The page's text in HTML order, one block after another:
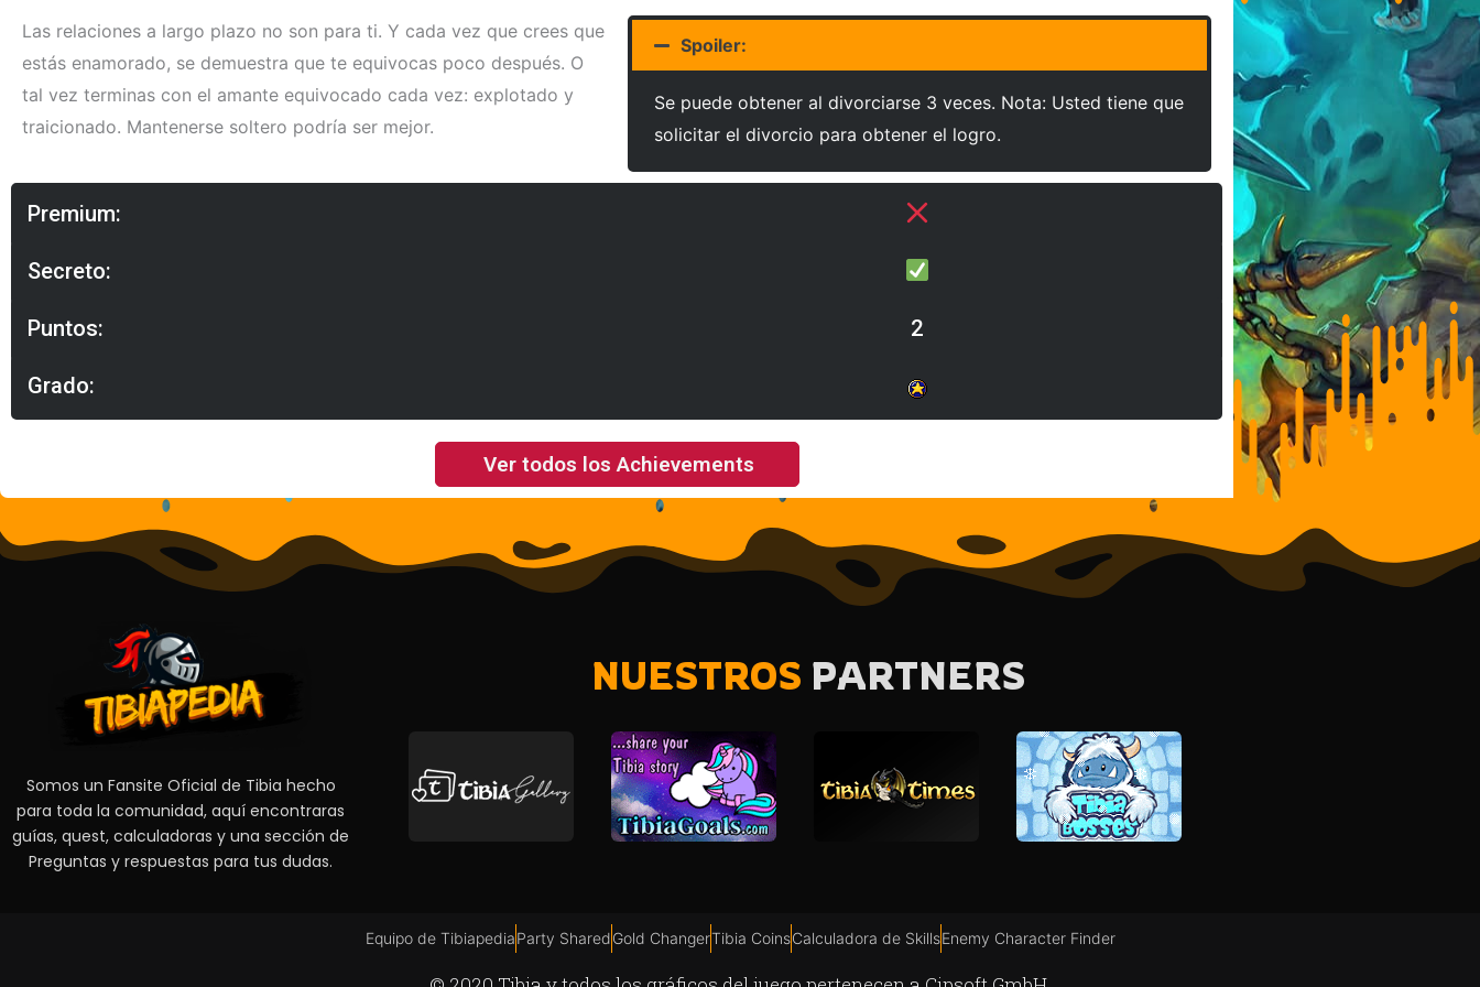
Las relaciones a largo plazo no son para ti. Y cada vez que crees que
estás enamorado, se demuestra que te equivocas poco después. O
tal vez terminas con el amante equivocado cada vez: explotado y
traicionado. Mantenerse soltero podría ser mejor.
Spoiler:
Se puede obtener al divorciarse 3 veces. Nota: Usted tiene que
solicitar el divorcio para obtener el logro.
Premium:
Secreto:
Puntos: 2
Grado:
Ver todos los Achievements
Somos un Fansite Oficial de Tibia hecho
para toda la comunidad, aquí encontraras
guías, quest, calculadoras y una sección de
Preguntas y respuestas para tus dudas.
NUESTROS PARTNERS
Equipo de TibiapediaParty SharedGold ChangerTibia CoinsCalculadora de SkillsEnemy Character Finder